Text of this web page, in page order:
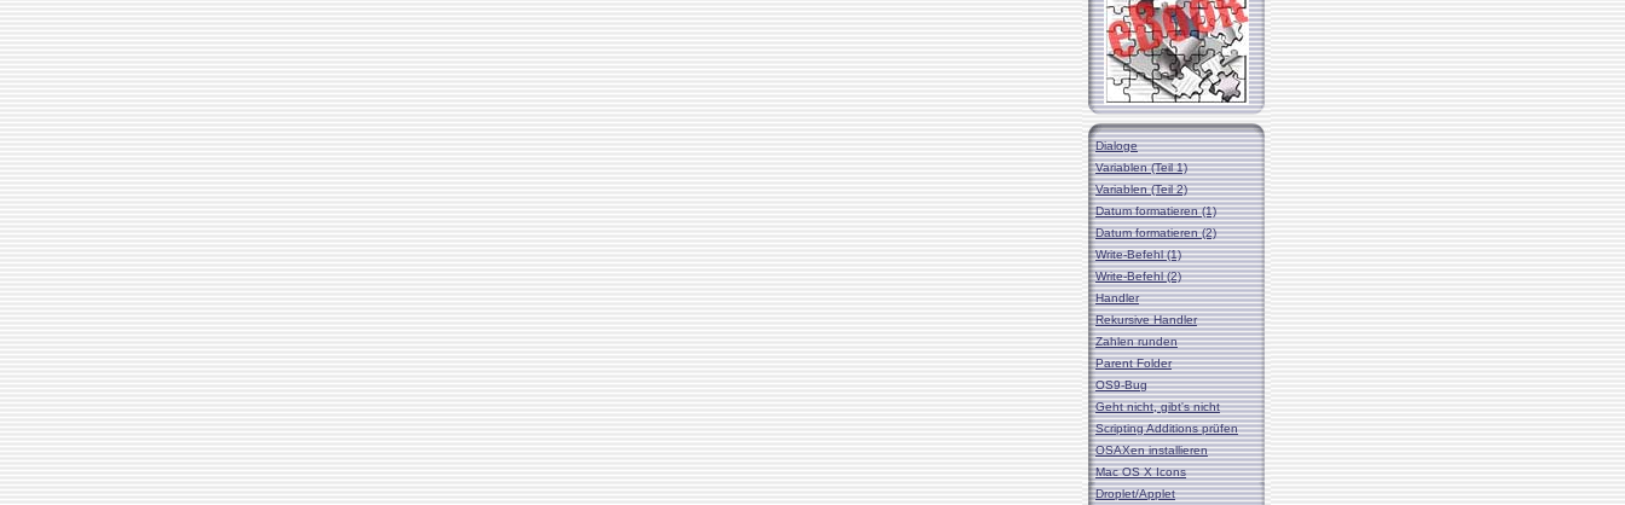
Dialoge
Variablen (Teil 1)
Variablen (Teil 2)
Datum formatieren (1)
Datum formatieren (2)
Write-Befehl (1)
Write-Befehl (2)
Handler
Rekursive Handler
Zahlen runden
Parent Folder
OS9-Bug
Geht nicht, gibt's nicht
Scripting Additions prüfen
OSAXen installieren
Mac OS X Icons
Droplet/Applet